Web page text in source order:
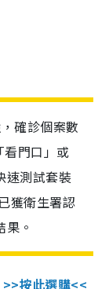
確診個案數
門口」或
速測試套裝
獲衛生署認
。
>>按此選購<<